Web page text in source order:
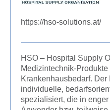
https://hso-solutions.at/
HSO – Hospital Supply
Medizintechnik-Produkte
Krankenhausbedarf.
individuelle,
spezialisiert, die in